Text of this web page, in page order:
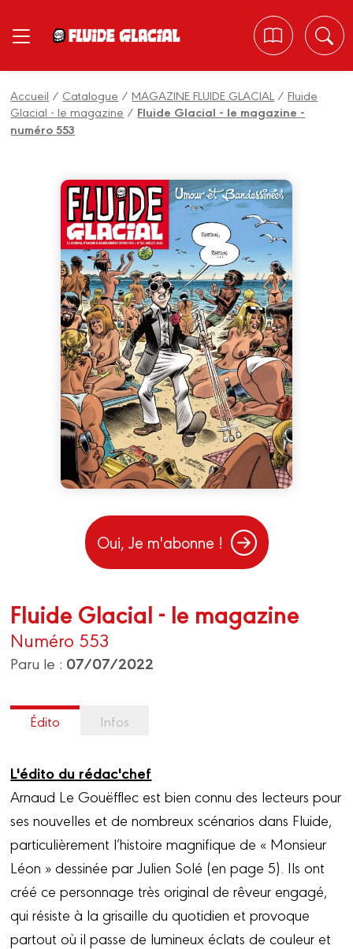
Accueil / Catalogue /MAGAZINE FLUIDE GLACIAL /Fluide
Glacial - le magazine / Fluide Glacial - le magazine -
numéro 553
Oui, Je m'abonne !
Fluide Glacial - le magazine
Numéro 553
Paru le : 07/07/2022
Édito Infos
L'édito du rédac'chef
Arnaud Le Gouëfflec est bien connu des lecteurs pour
ses nouvelles et de nombreux scénarios dans Fluide,
particulièrement l’histoire magnifique de « Monsieur
Léon » dessinée par Julien Solé (en page 5). Ils ont
créé ce personnage très original de rêveur engagé,
qui résiste à la grisaille du quotidien et provoque
partout où il passe de lumineux éclats de couleur et